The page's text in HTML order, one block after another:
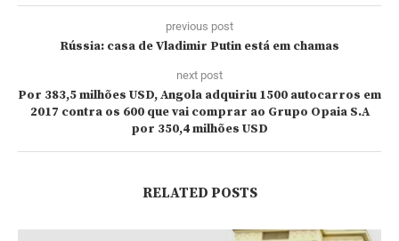
previous post
Rússia: casa de Vladimir Putin está em chamas
next post
Por 383,5 milhões USD, Angola adquiriu 1500 autocarros em
2017 contra os 600 que vai comprar ao Grupo Opaia S.A
por 350,4 milhões USD
RELATED POSTS